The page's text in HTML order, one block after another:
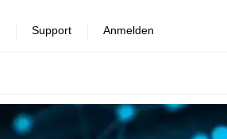
Support Anmelden